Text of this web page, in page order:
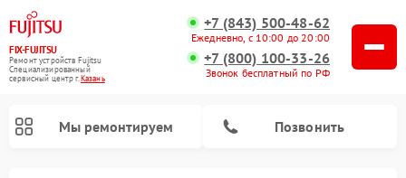
FIX-FUJITSU
Ремонт устройств Fujitsu
Специализированный
cервисный центр г.Казань
+7 (843) 500-48-62
Ежедневно, с 10:00 до 20:00
+7 (800) 100-33-26
Звонок бесплатный по РФ
Мы ремонтируем Позвонить